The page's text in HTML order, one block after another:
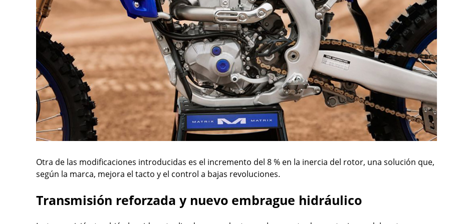
Otra de las modificaciones introducidas es el incremento del 8 % en la inercia del rotor, una solución que,
según la marca, mejora el tacto y el control a bajas revoluciones.
Transmisión reforzada y nuevo embrague hidráulico